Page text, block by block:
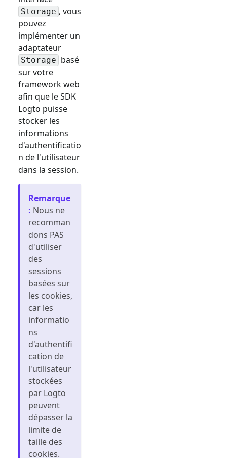
Storage , vous
pouvez
implémenter un
adaptateur
Storage basé
sur votre
framework web
afin que le SDK
Logto puisse
stocker les
informations
d'authentificatio
n de l'utilisateur
dans la session.
Remarque
: Nous ne
recomman
dons PAS
d'utiliser
des
sessions
basées sur
les cookies,
car les
informatio
ns
d'authentifi
cation de
l'utilisateur
stockées
par Logto
peuvent
dépasser la
limite de
taille des
cookies.